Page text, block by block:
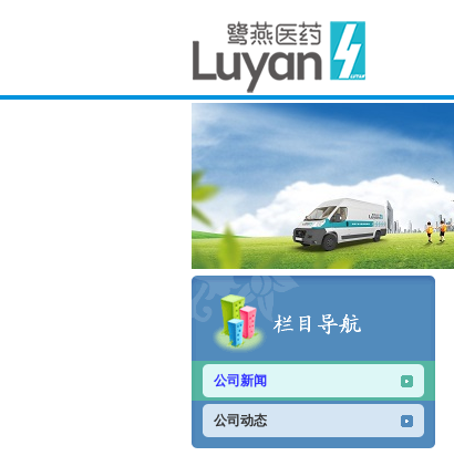
公司新闻
公司动态